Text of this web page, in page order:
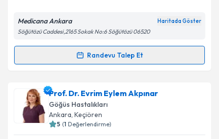
Kişisel verilerimin işlenmesine ilişkinAydınlatma
kapsamda işlenmesini kabul ediyorum.
Takvim Talebini Gönder
Medicana Ankara Haritada Göster
Söğütözü Caddesi,2165 Sokak No:6 Söğütözü 06520
Randevu Talep Et
Randevu Takvimi Talebi
Uzm. Dr. Nihal Başay için randevu takvimi talebi
oluşturun. Size bu uzmandan randevu almanız için bir
takvim hazırlandığında e-posta ile bilgilendireceğiz.
Prof. Dr. Evrim Eylem Akpınar
Göğüs Hastalıkları
Ankara, Keçiören
5 (1 Değerlendirme)